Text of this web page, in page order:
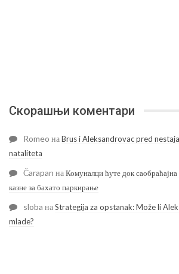
Скорашњи коментари
Romeo наBrus i Aleksandrovac pred
nataliteta
Čarapan наКомуналци ћуте док
казне за бахато паркирање
sloba наStrategija za opstanak: Može li
mlade?